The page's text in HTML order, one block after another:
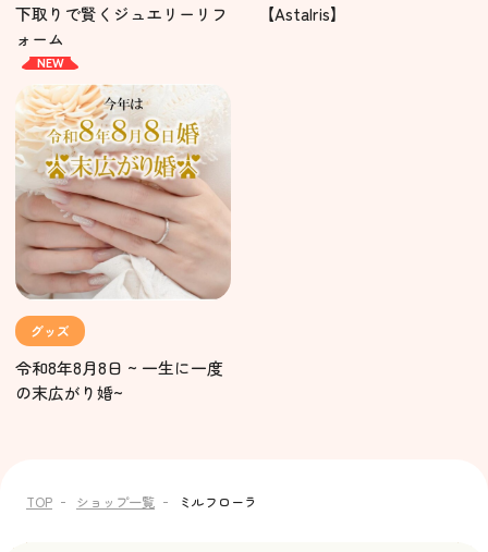
下取りで賢くジュエリーリフ
ォーム
【AstaIris】
NEW
グッズ
令和8年8月8日 ~ 一生に一度
の末広がり婚~
TOP ショップ一覧 ミルフローラ